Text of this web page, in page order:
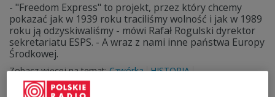
- "Freedom Express" to projekt, przez który chcemy
pokazać jak w 1939 roku traciliśmy wolność i jak w 1989
roku ją odzyskiwaliśmy - mówi Rafał Rogulski dyrektor
sekretariatu ESPS. - A wraz z nami inne państwa Europy
Środkowej.
Zobacz więcej na temat:Czwórka HISTORIA